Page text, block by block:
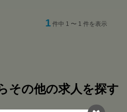
1 件中 1 〜 1 件を表示
その他の求人を探す